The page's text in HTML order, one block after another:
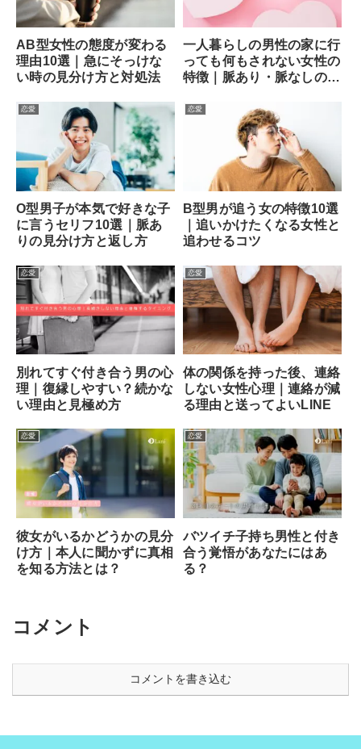
AB型女性の態度が変わる
理由10選｜急にそっけな
い時の見分け方と対処法
一人暮らしの男性の家に行
っても何もされない女性の
特徴｜脈あり・脈なしの見
恋愛
O型男子が本気で好きな子
に言うセリフ10選｜脈あ
りの見分け方と返し方
恋愛
B型男が追う女の特徴10選
｜追いかけたくなる女性と
追わせるコツ
恋愛
別れてすぐ付き合う男の心
理｜復縁しやすい？続かな
い理由と見極め方
恋愛
体の関係を持った後、連絡
しない女性心理｜連絡が減
る理由と送ってよいLINE
恋愛
彼女がいるかどうかの見分
け方｜本人に聞かずに真相
を知る方法とは？
恋愛
バツイチ子持ち男性と付き
合う覚悟があなたにはあ
る？
コメント
コメントを書き込む